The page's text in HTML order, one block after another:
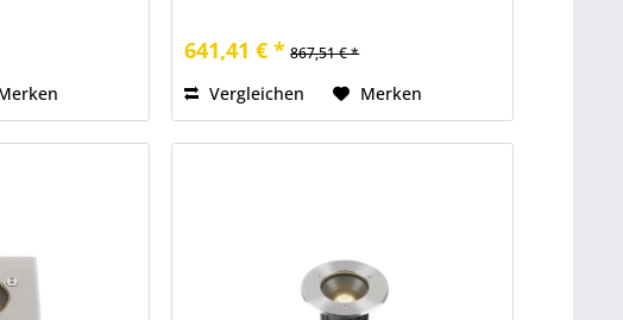
641,41 € * 867,51 € *
Vergleichen Merken